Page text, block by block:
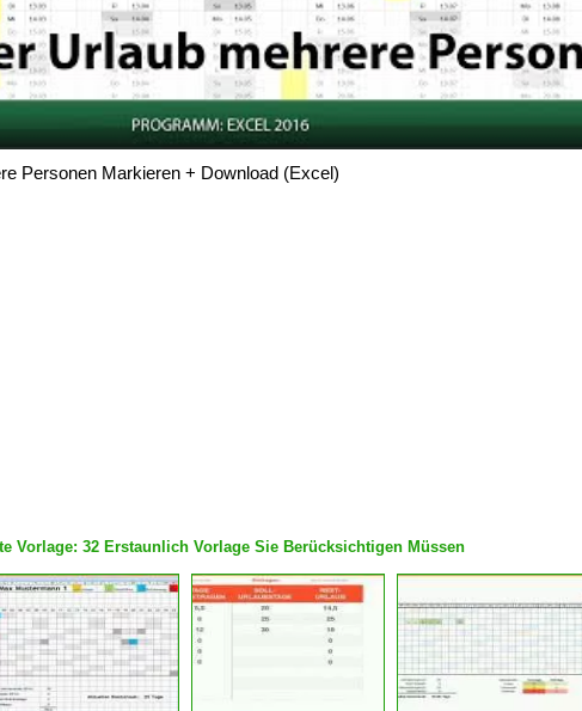
Personen Markieren + Download (Excel)
Vorlage: 32 Erstaunlich Vorlage Sie Berücksichtigen Müssen